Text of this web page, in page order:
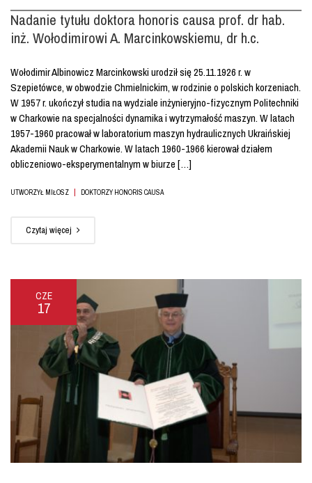
Nadanie tytułu doktora honoris causa prof. dr hab.
inż. Wołodimirowi A. Marcinkowskiemu, dr h.c.
Wołodimir Albinowicz Marcinkowski urodził się 25.11.1926 r. w
Szepietówce, w obwodzie Chmielnickim, w rodzinie o polskich korzeniach.
W 1957 r. ukończył studia na wydziale inżynieryjno-fizycznym Politechniki
w Charkowie na specjalności dynamika i wytrzymałość maszyn. W latach
1957-1960 pracował w laboratorium maszyn hydraulicznych Ukraińskiej
Akademii Nauk w Charkowie. W latach 1960-1966 kierował działem
obliczeniowo-eksperymentalnym w biurze […]
UTWORZYŁ MIŁOSZ | DOKTORZY HONORIS CAUSA
Czytaj więcej
CZE
17